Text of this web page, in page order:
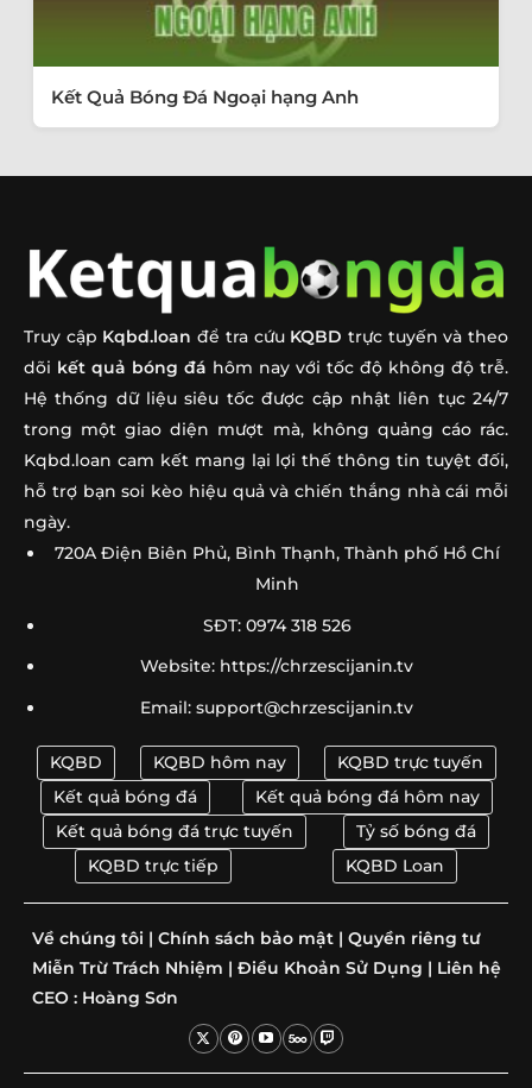
Kết Quả Bóng Đá Ngoại hạng Anh
Truy cập Kqbd.loan để tra cứu KQBD trực tuyến và theo
dõi kết quả bóng đá hôm nay với tốc độ không độ trễ.
Hệ thống dữ liệu siêu tốc được cập nhật liên tục 24/7
trong một giao diện mượt mà, không quảng cáo rác.
Kqbd.loan cam kết mang lại lợi thế thông tin tuyệt đối,
hỗ trợ bạn soi kèo hiệu quả và chiến thắng nhà cái mỗi
ngày.
720A Điện Biên Phủ, Bình Thạnh, Thành phố Hồ Chí
Minh
SĐT: 0974 318 526
Website: https://chrzescijanin.tv
Email:support@chrzescijanin.tv
KQBD KQBD hôm nay
KQBD trực tuyến
Kết quả bóng đá
Kết quả bóng đá hôm nay
Kết quả bóng đá trực tuyến
Tỷ số bóng đá
KQBD trực tiếp
KQBD Loan
Về chúng tôi | Chính sách bảo mật| Quyền riêng tư
Miễn Trừ Trách Nhiệm | Điều Khoản Sử Dụng | Liên hệ
CEO : Hoàng Sơn